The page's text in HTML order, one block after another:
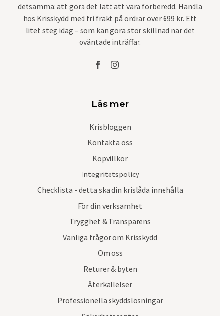
detsamma: att göra det lätt att vara förberedd. Handla
hos Krisskydd med fri frakt på ordrar över 699 kr. Ett
litet steg idag – som kan göra stor skillnad när det
oväntade inträffar.
Läs mer
Krisbloggen
Kontakta oss
Köpvillkor
Integritetspolicy
Checklista - detta ska din krislåda innehålla
För din verksamhet
Trygghet & Transparens
Vanliga frågor om Krisskydd
Om oss
Returer & byten
Återkallelser
Professionella skyddslösningar